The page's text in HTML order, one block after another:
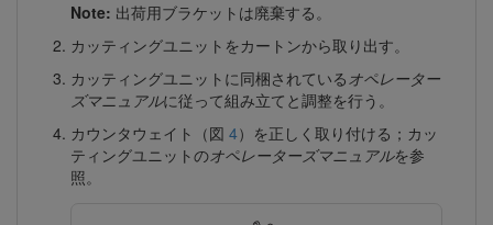
Note: 出荷用ブラケットは廃棄する。
カッティングユニットをカートンから取り出す。
カッティングユニットに同梱されているオペレーター
ズマニュアルに従って組み立てと調整を行う。
カウンタウェイト（図 4）を正しく取り付ける；カッ
ティングユニットのオペレーターズマニュアルを参
照。